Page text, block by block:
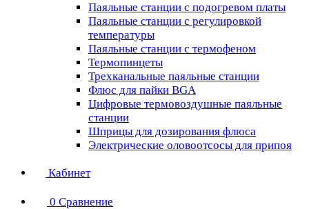
Паяльные станции с подогревом платы
Паяльные станции с регулировкой
температуры
Паяльные станции с термофеном
Термопинцеты
Трехканальные паяльные станции
Флюс для пайки BGA
Цифровые термовоздушные паяльные
станции
Шприцы для дозирования флюса
Электрические оловоотсосы для припоя
Кабинет
0 Сравнение